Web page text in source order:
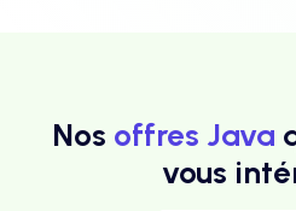
Nos offres Java
vous